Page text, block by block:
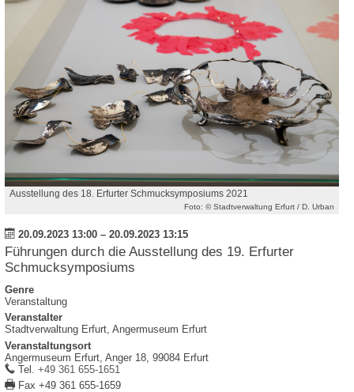
Ausstellung des 18. Erfurter Schmucksymposiums 2021
Foto: © Stadtverwaltung Erfurt / D. Urban
20.09.2023 13:00 – 20.09.2023 13:15
Führungen durch die Ausstellung des 19. Erfurter
Schmucksymposiums
Genre
Veranstaltung
Veranstalter
Stadtverwaltung Erfurt, Angermuseum Erfurt
Veranstaltungsort
Angermuseum Erfurt, Anger 18, 99084 Erfurt
work
Tel. +49 361 655-1651
fax
Fax +49 361 655-1659